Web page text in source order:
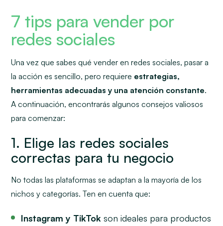
7 tips para vender por
redes sociales
Una vez que sabes qué vender en redes sociales, pasar a
la acción es sencillo, pero requiere estrategias,
herramientas adecuadas y una atención constante.
A continuación, encontrarás algunos consejos valiosos
para comenzar:
1. Elige las redes sociales
correctas para tu negocio
No todas las plataformas se adaptan a la mayoría de los
nichos y categorías. Ten en cuenta que:
Instagram y TikTok son ideales para productos